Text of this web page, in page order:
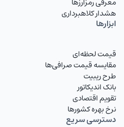
هشدار کلاهبرداری
ابزارها
قیمت لحظه‌ای
مقایسه قیمت صرافی‌ها
طرح ریبیت
بانک اندیکاتور
تقویم اقتصادی
نرخ بهره کشورها
دسترسی سریع